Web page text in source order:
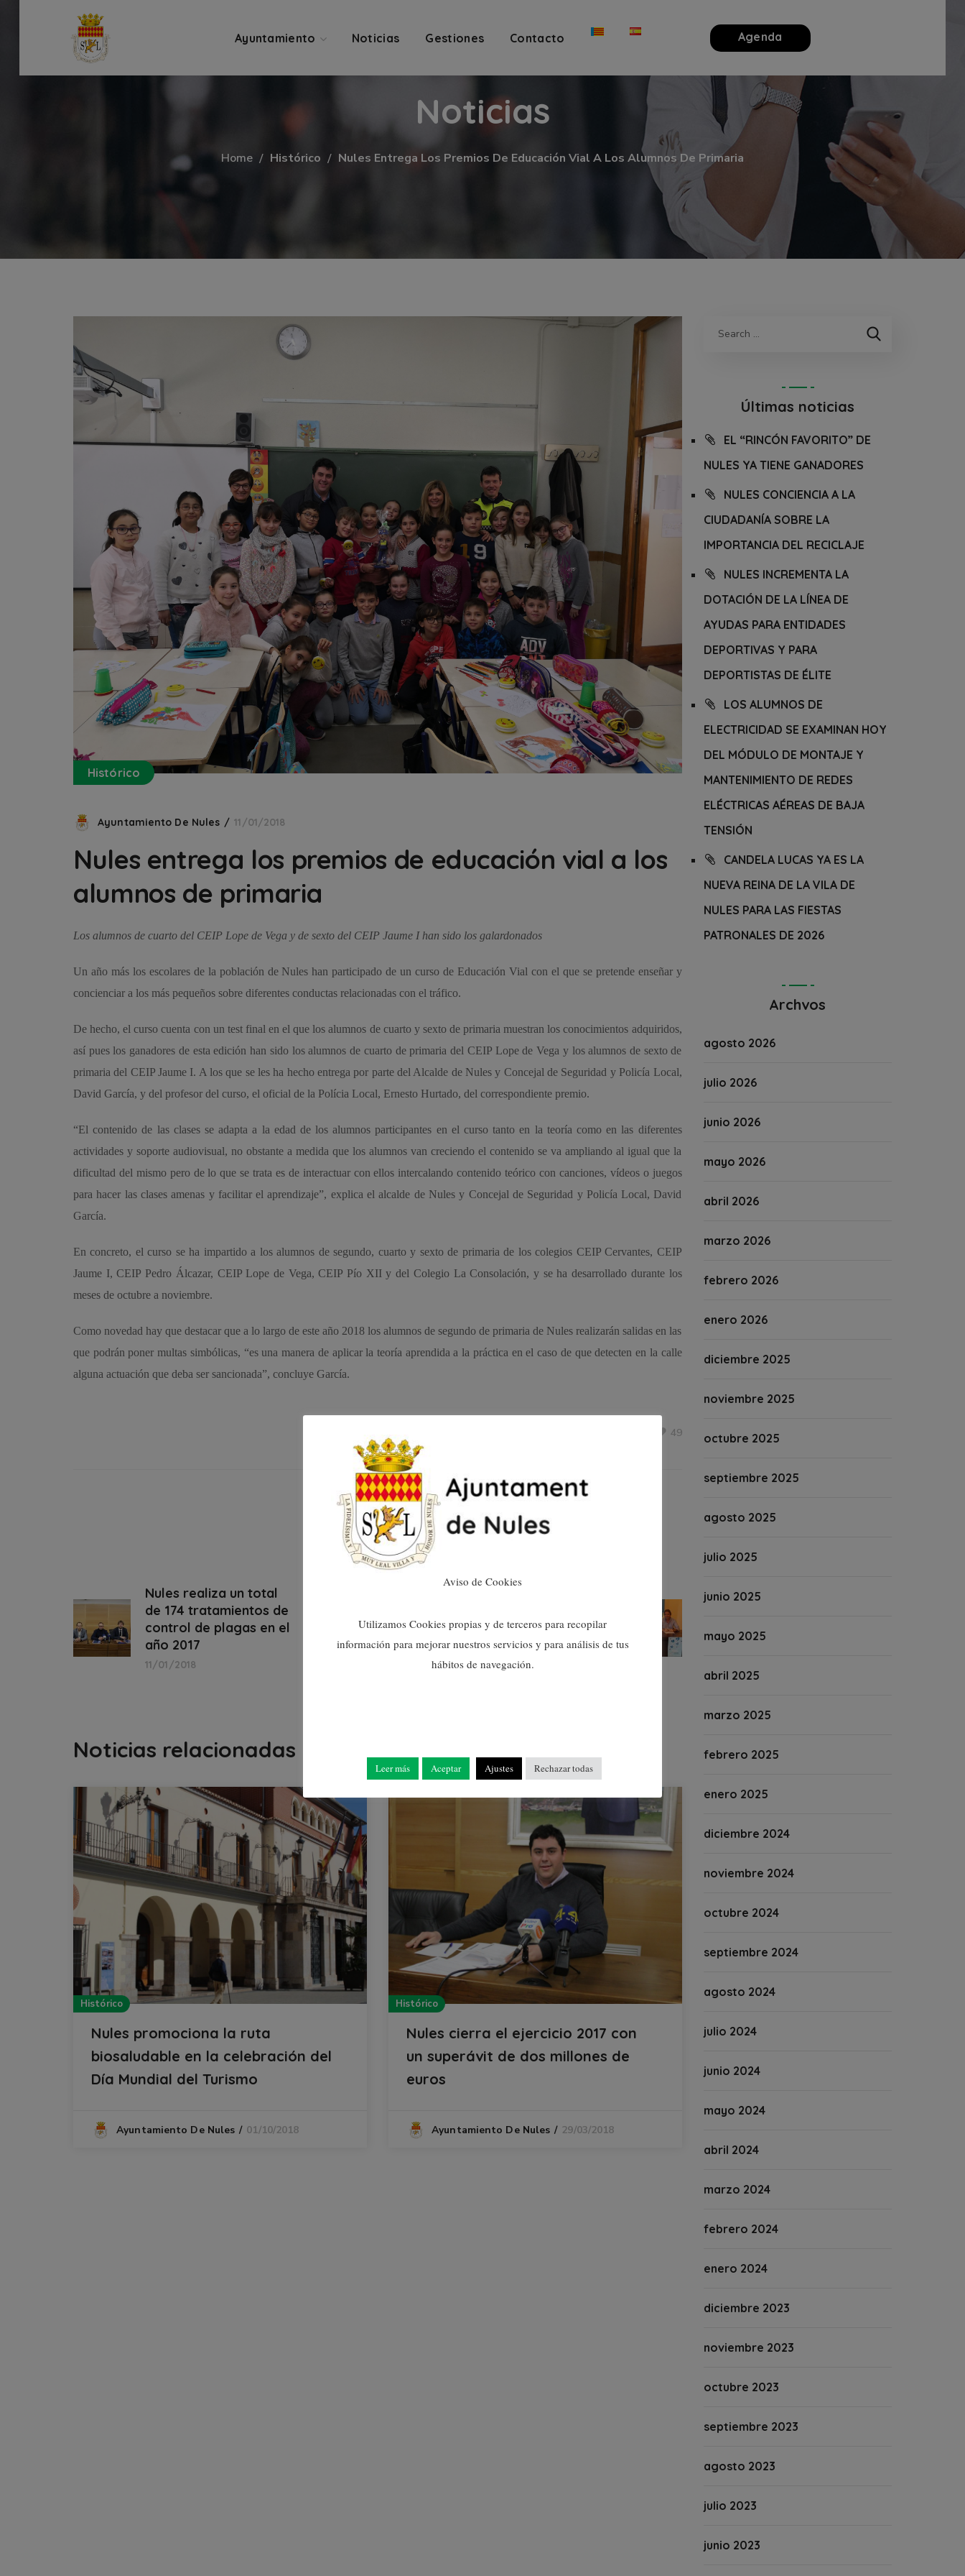
Ayuntamiento Noticias Gestiones Contacto Agenda
Noticias
Home Histórico Nules Entrega Los Premios De Educación Vial A Los Alumnos De Primaria
Histórico
Ayuntamiento De Nules 11/01/2018
Nules entrega los premios de educación vial a los
alumnos de primaria
Los alumnos de cuarto del CEIP Lope de Vega y de sexto del CEIP Jaume I han sido los galardonados
Un año más los escolares de la población de Nules han participado de un curso de Educación Vial con el que se pretende enseñar y
concienciar a los más pequeños sobre diferentes conductas relacionadas con el tráfico.
De hecho, el curso cuenta con un test final en el que los alumnos de cuarto y sexto de primaria muestran los conocimientos adquiridos,
así pues los ganadores de esta edición han sido los alumnos de cuarto de primaria del CEIP Lope de Vega y los alumnos de sexto de
primaria del CEIP Jaume I. A los que se les ha hecho entrega por parte del Alcalde de Nules y Concejal de Seguridad y Policía Local,
David García, y del profesor del curso, el oficial de la Polícia Local, Ernesto Hurtado, del correspondiente premio.
“El contenido de las clases se adapta a la edad de los alumnos participantes en el curso tanto en la teoría como en las diferentes
actividades y soporte audiovisual, no obstante a medida que los alumnos van creciendo el contenido se va ampliando al igual que la
dificultad del mismo pero de lo que se trata es de interactuar con ellos intercalando contenido teórico con canciones, vídeos o juegos
para hacer las clases amenas y facilitar el aprendizaje”, explica el alcalde de Nules y Concejal de Seguridad y Policía Local, David
García.
En concreto, el curso se ha impartido a los alumnos de segundo, cuarto y sexto de primaria de los colegios CEIP Cervantes, CEIP
Jaume I, CEIP Pedro Álcazar, CEIP Lope de Vega, CEIP Pío XII y del Colegio La Consolación, y se ha desarrollado durante los
meses de octubre a noviembre.
Como novedad hay que destacar que a lo largo de este año 2018 los alumnos de segundo de primaria de Nules realizarán salidas en las
que podrán poner multas simbólicas, “es una manera de aplicar la teoría aprendida a la práctica en el caso de que detecten en la calle
alguna actuación que deba ser sancionada”, concluye García.
49
Nules realiza un total
de 174 tratamientos de
control de plagas en el
año 2017
11/01/2018
constituir el I Hervidero
de Empresas de Nules
Noticias relacionadas
Histórico
Nules promociona la ruta
biosaludable en la celebración del
Día Mundial del Turismo
Ayuntamiento De Nules 01/10/2018
Histórico
Nules cierra el ejercicio 2017 con
un superávit de dos millones de
euros
Ayuntamiento De Nules 29/03/2018
Últimas noticias
EL “RINCÓN FAVORITO” DE
NULES YA TIENE GANADORES
NULES CONCIENCIA A LA
CIUDADANÍA SOBRE LA
IMPORTANCIA DEL RECICLAJE
NULES INCREMENTA LA
DOTACIÓN DE LA LÍNEA DE
AYUDAS PARA ENTIDADES
DEPORTIVAS Y PARA
DEPORTISTAS DE ÉLITE
LOS ALUMNOS DE
ELECTRICIDAD SE EXAMINAN HOY
DEL MÓDULO DE MONTAJE Y
MANTENIMIENTO DE REDES
ELÉCTRICAS AÉREAS DE BAJA
TENSIÓN
CANDELA LUCAS YA ES LA
NUEVA REINA DE LA VILA DE
NULES PARA LAS FIESTAS
PATRONALES DE 2026
Archvos
agosto 2026
julio 2026
junio 2026
mayo 2026
abril 2026
marzo 2026
febrero 2026
enero 2026
diciembre 2025
noviembre 2025
octubre 2025
septiembre 2025
agosto 2025
julio 2025
junio 2025
mayo 2025
abril 2025
marzo 2025
febrero 2025
enero 2025
diciembre 2024
noviembre 2024
octubre 2024
septiembre 2024
agosto 2024
julio 2024
junio 2024
mayo 2024
abril 2024
marzo 2024
febrero 2024
enero 2024
diciembre 2023
noviembre 2023
octubre 2023
septiembre 2023
agosto 2023
julio 2023
junio 2023
Aviso de Cookies
Utilizamos Cookies propias y de terceros para recopilar
información para mejorar nuestros servicios y para análisis de tus
hábitos de navegación.
Leer más Aceptar Ajustes Rechazar todas